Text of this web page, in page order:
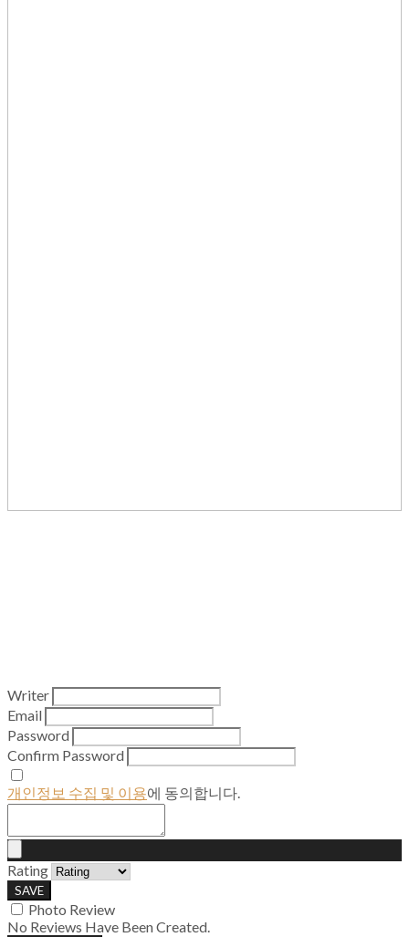
Writer
Email
Password
Confirm Password
개인정보 수집 및 이용에 동의합니다.
Rating
SAVE
Photo Review
No Reviews Have Been Created.